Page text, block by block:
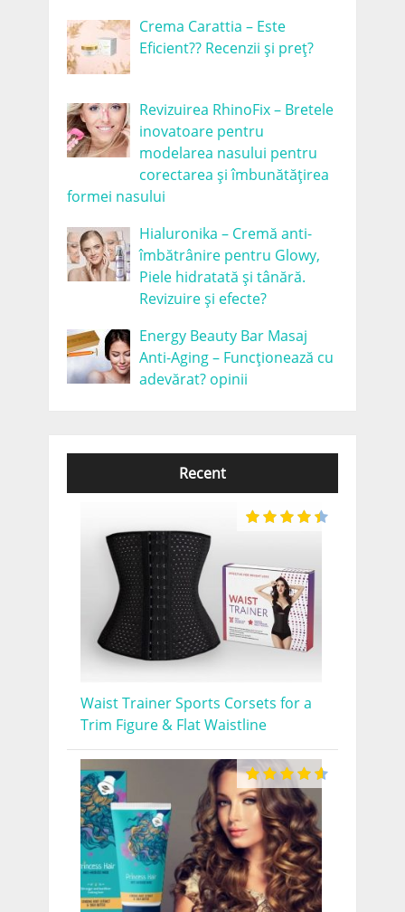
Crema Carattia – Este
Eficient?? Recenzii și preț?
Revizuirea RhinoFix – Bretele
inovatoare pentru
modelarea nasului pentru
corectarea și îmbunătățirea
formei nasului
Hialuronika – Cremă anti-
îmbătrânire pentru Glowy,
Piele hidratată și tânără.
Revizuire și efecte?
Energy Beauty Bar Masaj
Anti-Aging – Funcționează cu
adevărat? opinii
Recent
Waist Trainer Sports Corsets for a
Trim Figure & Flat Waistline